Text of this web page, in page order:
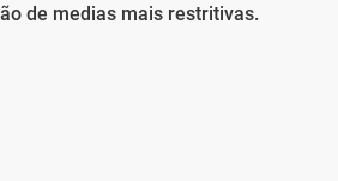
de medias mais restritivas.